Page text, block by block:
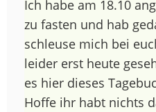
Ich habe am 18.10
zu fasten und hab
schleuse mich bei
leider erst heute
es hier dieses
Hoffe ihr habt nichts